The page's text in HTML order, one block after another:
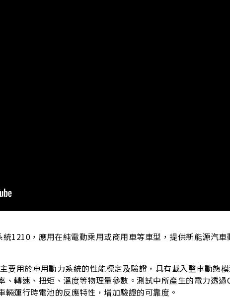
1210，應用在純電動乘用或商用車等車型，提供新能源汽
要用於車用動力系統的性能標定及驗證，具有載入整車動態
、轉速、扭矩、溫度等物理量參數。測試中所產生的電力透
運行時電池的反應特性，增加驗證的可靠度。